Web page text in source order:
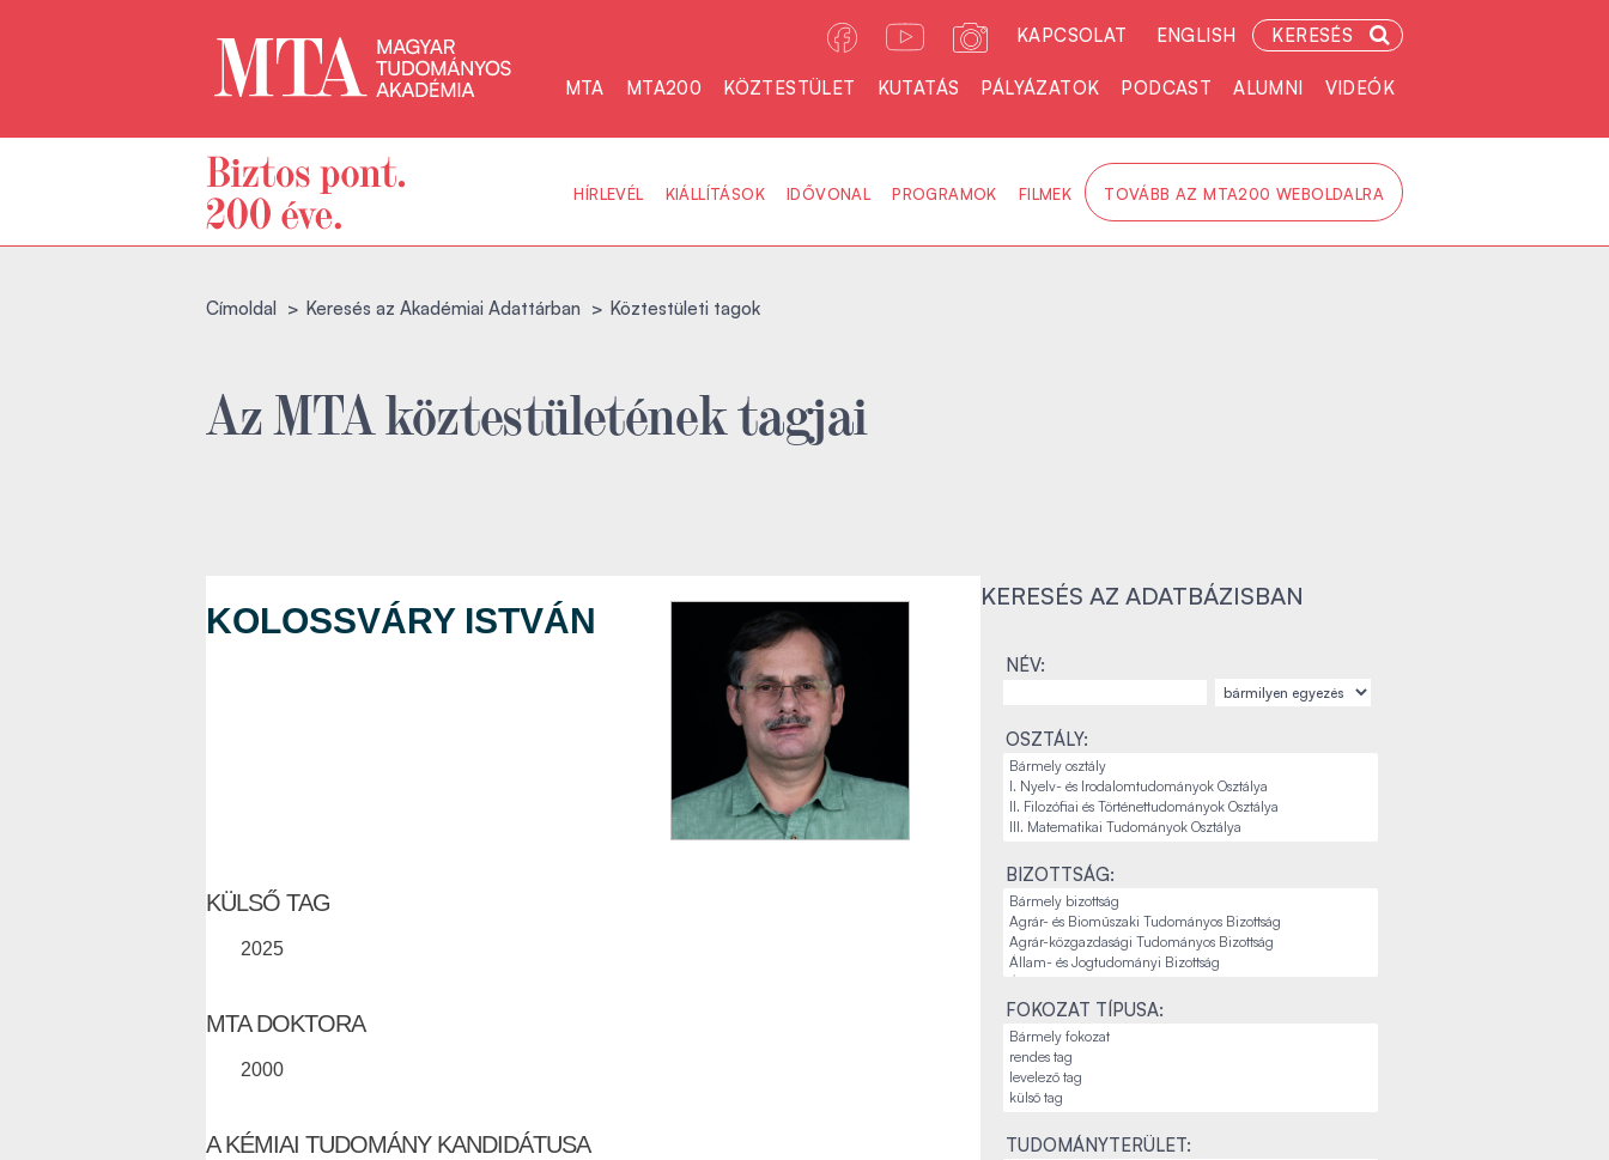
KAPCSOLAT ENGLISH KERESÉS
MTA MTA200 KÖZTESTÜLET KUTATÁS PÁLYÁZATOK PODCAST ALUMNI VIDEÓK
HÍRLEVÉL KIÁLLÍTÁSOK IDŐVONAL PROGRAMOK FILMEK TOVÁBB AZ MTA200 WEBOLDALRA
Címoldal Keresés az Akadémiai Adattárban Köztestületi tagok
Az MTA köztestületének tagjai
KOLOSSVÁRY ISTVÁN
KÜLSŐ TAG
2025
MTA DOKTORA
2000
A KÉMIAI TUDOMÁNY KANDIDÁTUSA
KERESÉS AZ ADATBÁZISBAN
NÉV:
OSZTÁLY:
BIZOTTSÁG:
FOKOZAT TÍPUSA:
TUDOMÁNYTERÜLET: